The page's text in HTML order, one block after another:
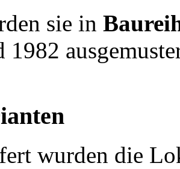
sie in
1982
wurden die